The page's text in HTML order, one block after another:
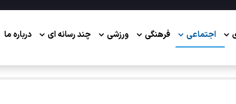
اجتماعی فرهنگی ورزشی چند رسانه ای درباره ما